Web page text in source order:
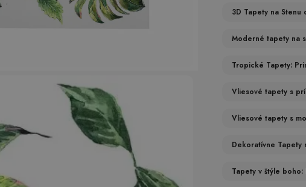
3D Tapety na Stenu
Moderné tapety na
Tropické Tapety:
Vliesové tapety s
Vliesové tapety s
Dekoratívne Tapety
Tapety v štýle